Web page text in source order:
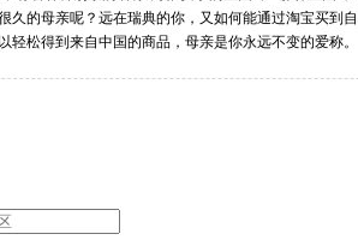
久的母亲呢？远在瑞典的你，又如何能通过淘宝买到
轻松得到来自中国的商品，母亲是你永远不变的爱称。